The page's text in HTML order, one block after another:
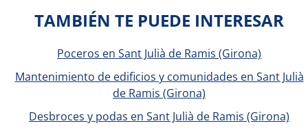
TAMBIÉN TE PUEDE INTERESAR
Poceros en Sant Julià de Ramis (Girona)
Mantenimiento de edificios y comunidades en Sant Julià
de Ramis (Girona)
Desbroces y podas en Sant Julià de Ramis (Girona)